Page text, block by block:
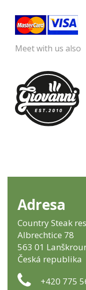
Meet with us also
Adresa
Country Steak
Albrechtice 78
563 01
Česká republika
+420 775